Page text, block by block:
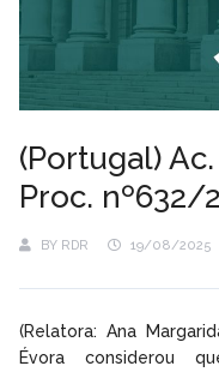
(Portugal)
Proc. nº632/
BY RDR 19/08/2025
(Relatora: Ana
Évora considerou